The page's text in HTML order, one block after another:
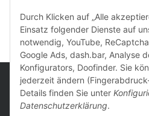
Durch Klicken auf „Alle
Einsatz folgender Dienste auf
notwendig, YouTube,
Google Ads, dash.bar, Analyse
Konfigurators, Doofinder. Sie
jederzeit ändern
Details finden Sie unter
Datenschutzerklärung.